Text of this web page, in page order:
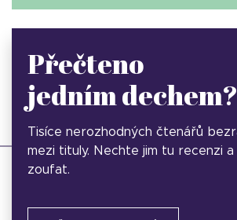
Přečteno
jedním dechem?
Tisíce nerozhodných čtenářů
mezi tituly. Nechte jim tu recenzi
zoufat.